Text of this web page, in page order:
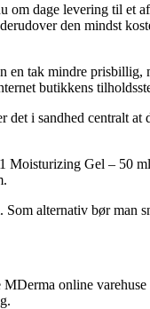
dage levering til et
den mindst
tak mindre
butikkens
i sandhed centralt
Gel – 50
alternativ bør man
online